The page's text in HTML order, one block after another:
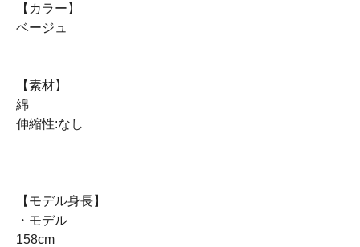
【カラー】
ベージュ
【素材】
綿
伸縮性:なし
【モデル身長】
・モデル
158cm